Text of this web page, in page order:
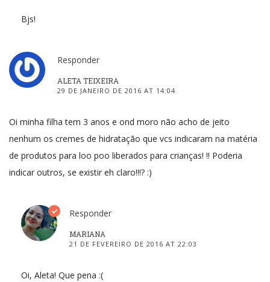
Bjs!
Responder
ALETA TEIXEIRA
29 DE JANEIRO DE 2016 AT 14:04
Oi minha filha tem 3 anos e ond moro não acho de jeito
nenhum os cremes de hidratação que vcs indicaram na matéria
de produtos para loo poo liberados para crianças! !! Poderia
indicar outros, se existir eh claro!!!? :)
Responder
MARIANA
21 DE FEVEREIRO DE 2016 AT 22:03
Oi, Aleta! Que pena :(